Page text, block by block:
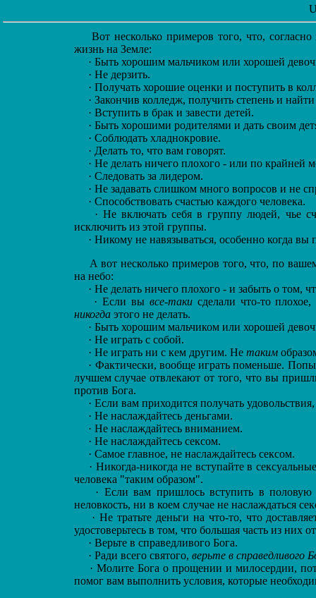
Вот несколько примеров того, что,
жизнь на Земле:
· Быть хорошим мальчиком или хорошей
· Не дерзить.
· Получать хорошие оценки и поступить в
· Закончив колледж, получить степень и
· Вступить в брак и завести детей.
· Быть хорошими родителями и дать своим
· Соблюдать хладнокровие.
· Делать то, что вам говорят.
· Не делать ничего плохого - или по крайней
· Следовать за лидером.
· Не задавать слишком много вопросов и не
· Способствовать счастью каждого человека.
· Не включать себя в группу людей, чье
исключить из этой группы.
· Никому не навязываться, особенно когда вы
А вот несколько примеров того, что, по
на небо:
· Не делать ничего плохого - и забыть о том,
· Если вы все-такисделали что-то
никогдаэтого не делать.
· Быть хорошим мальчиком или хорошей
· Не играть с собой.
· Не играть ни с кем другим. Не таким
· Фактически, вообще играть поменьше.
лучшем случае отвлекают от того, что вы
против Бога.
· Если вам приходится получать
· Не наслаждайтесь деньгами.
· Не наслаждайтесь вниманием.
· Не наслаждайтесь сексом.
· Самое главное, не наслаждайтесь сексом.
· Никогда-никогда не вступайте в
человека "таким образом".
· Если вам пришлось вступить в
неловкость, ни в коем случае не наслаждаться
· Не тратьте деньги на что-то, что
удостоверьтесь в том, что большая часть из них
· Верьте в справедливого Бога.
· Ради всего святого, верьте в справедливого
· Молите Бога о прощении и милосердии,
помог вам выполнить условия, которые